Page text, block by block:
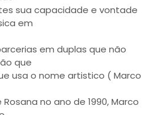
sua capacidade e vontade
em
em duplas que não
que
usa o nome artistico ( Marco
no ano de 1990, Marco